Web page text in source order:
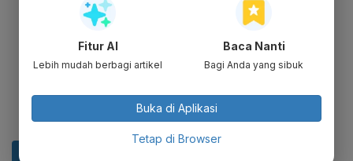
Fitur AI
Lebih mudah berbagi artikel
Baca Nanti
Bagi Anda yang sibuk
Buka di Aplikasi
Tetap di Browser